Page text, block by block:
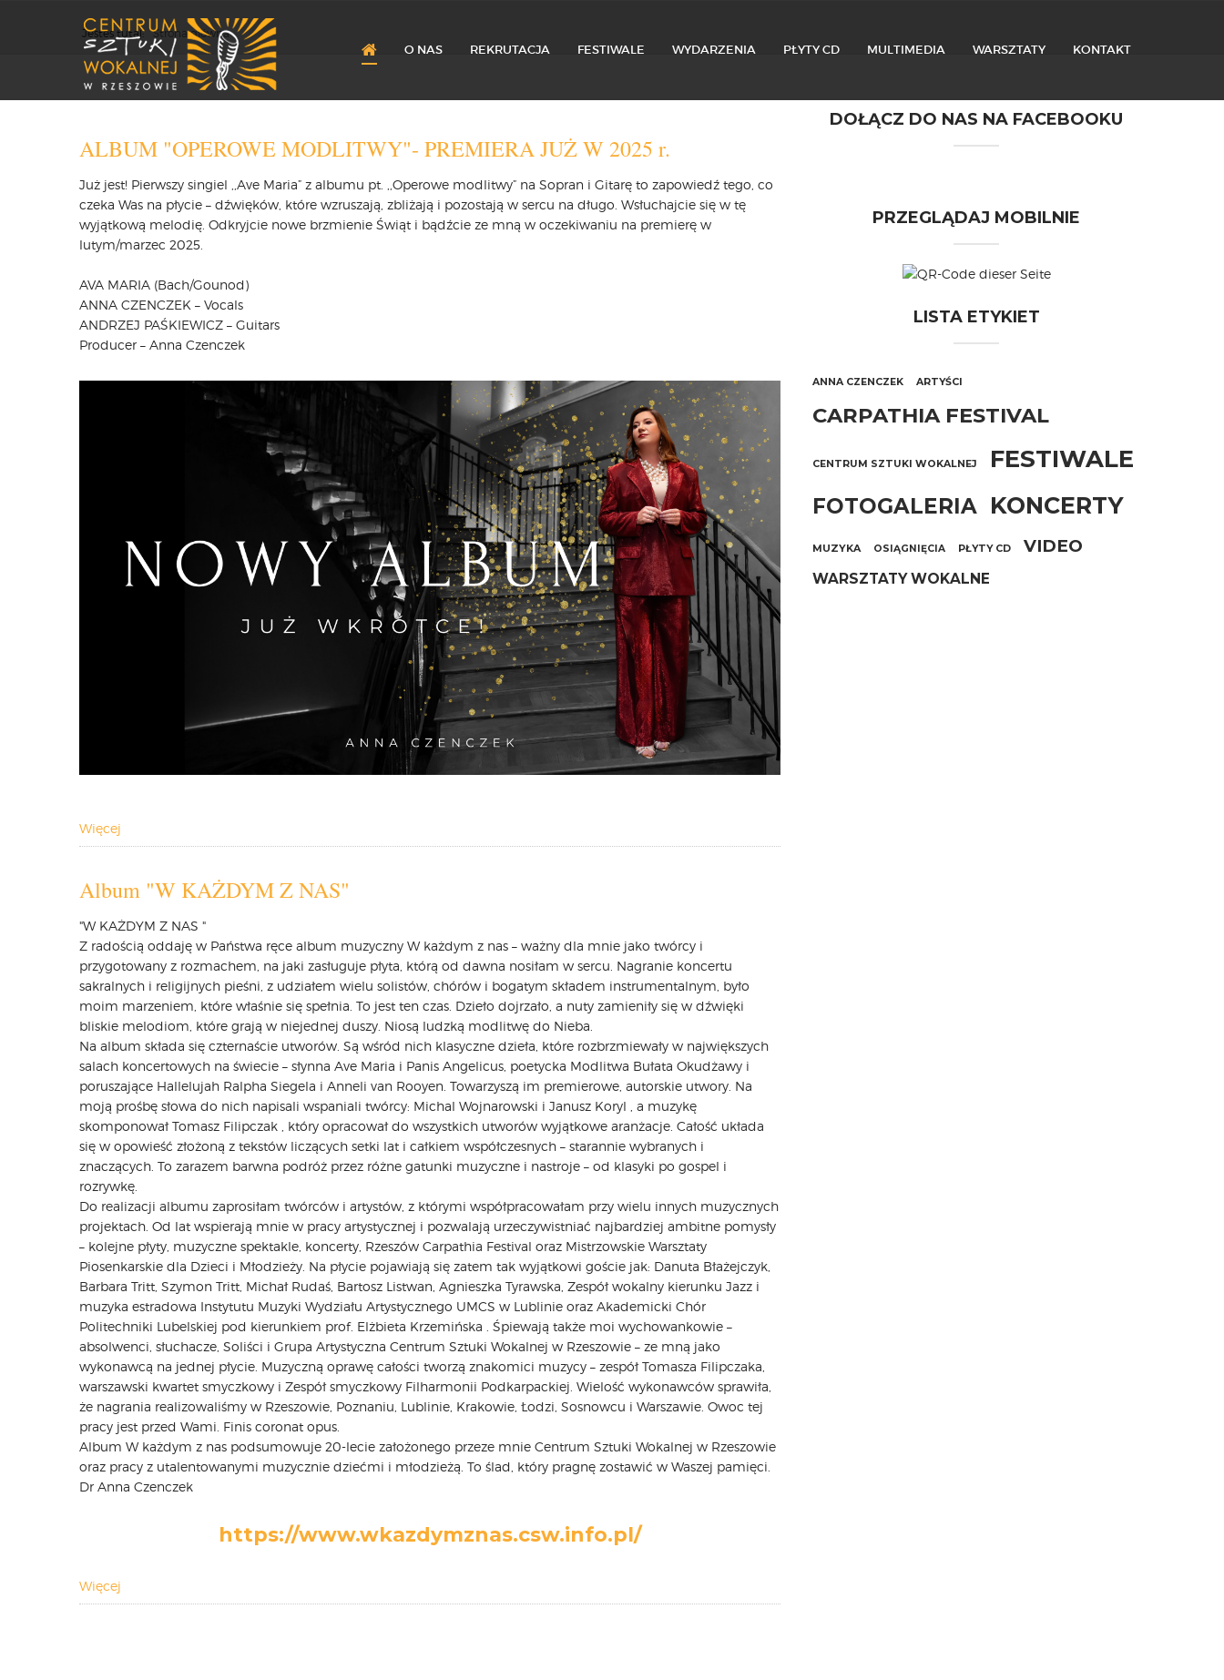
O NAS REKRUTACJA FESTIWALE WYDARZENIA PŁYTY CD MULTIMEDIA WARSZTATY KONTAKT
Jesteś tutaj: Strona główna
ALBUM "OPEROWE MODLITWY"- PREMIERA JUŻ W 2025 r.
Już jest! Pierwszy singiel ,,Ave Maria” z albumu pt. ,,Operowe modlitwy” na Sopran i Gitarę to zapowiedź tego, co
czeka Was na płycie – dźwięków, które wzruszają, zbliżają i pozostają w sercu na długo. Wsłuchajcie się w tę
wyjątkową melodię. Odkryjcie nowe brzmienie Świąt i bądźcie ze mną w oczekiwaniu na premierę w
lutym/marzec 2025.
AVA MARIA (Bach/Gounod)
ANNA CZENCZEK – Vocals
ANDRZEJ PAŚKIEWICZ – Guitars
Producer – Anna Czenczek
Więcej
Album "W KAŻDYM Z NAS"
"W KAŻDYM Z NAS "
Z radością oddaję w Państwa ręce album muzyczny W każdym z nas – ważny dla mnie jako twórcy i
przygotowany z rozmachem, na jaki zasługuje płyta, którą od dawna nosiłam w sercu. Nagranie koncertu
sakralnych i religijnych pieśni, z udziałem wielu solistów, chórów i bogatym składem instrumentalnym, było
moim marzeniem, które właśnie się spełnia. To jest ten czas. Dzieło dojrzało, a nuty zamieniły się w dźwięki
bliskie melodiom, które grają w niejednej duszy. Niosą ludzką modlitwę do Nieba.
Na album składa się czternaście utworów. Są wśród nich klasyczne dzieła, które rozbrzmiewały w największych
salach koncertowych na świecie – słynna Ave Maria i Panis Angelicus, poetycka Modlitwa Bułata Okudżawy i
poruszające Hallelujah Ralpha Siegela i Anneli van Rooyen. Towarzyszą im premierowe, autorskie utwory. Na
moją prośbę słowa do nich napisali wspaniali twórcy: Michal Wojnarowski i Janusz Koryl , a muzykę
skomponował Tomasz Filipczak , który opracował do wszystkich utworów wyjątkowe aranżacje. Całość układa
się w opowieść złożoną z tekstów liczących setki lat i całkiem współczesnych – starannie wybranych i
znaczących. To zarazem barwna podróż przez różne gatunki muzyczne i nastroje – od klasyki po gospel i
rozrywkę.
Do realizacji albumu zaprosiłam twórców i artystów, z którymi współpracowałam przy wielu innych muzycznych
projektach. Od lat wspierają mnie w pracy artystycznej i pozwalają urzeczywistniać najbardziej ambitne pomysły
– kolejne płyty, muzyczne spektakle, koncerty, Rzeszów Carpathia Festival oraz Mistrzowskie Warsztaty
Piosenkarskie dla Dzieci i Młodzieży. Na płycie pojawiają się zatem tak wyjątkowi goście jak: Danuta Błażejczyk,
Barbara Tritt, Szymon Tritt, Michał Rudaś, Bartosz Listwan, Agnieszka Tyrawska, Zespół wokalny kierunku Jazz i
muzyka estradowa Instytutu Muzyki Wydziału Artystycznego UMCS w Lublinie oraz Akademicki Chór
Politechniki Lubelskiej pod kierunkiem prof. Elżbieta Krzemińska . Śpiewają także moi wychowankowie –
absolwenci, słuchacze, Soliści i Grupa Artystyczna Centrum Sztuki Wokalnej w Rzeszowie – ze mną jako
wykonawcą na jednej płycie. Muzyczną oprawę całości tworzą znakomici muzycy – zespół Tomasza Filipczaka,
warszawski kwartet smyczkowy i Zespół smyczkowy Filharmonii Podkarpackiej. Wielość wykonawców sprawiła,
że nagrania realizowaliśmy w Rzeszowie, Poznaniu, Lublinie, Krakowie, Łodzi, Sosnowcu i Warszawie. Owoc tej
pracy jest przed Wami. Finis coronat opus.
Album W każdym z nas podsumowuje 20-lecie założonego przeze mnie Centrum Sztuki Wokalnej w Rzeszowie
oraz pracy z utalentowanymi muzycznie dziećmi i młodzieżą. To ślad, który pragnę zostawić w Waszej pamięci.
Dr Anna Czenczek
https://www.wkazdymznas.csw.info.pl/
Więcej
DOŁĄCZ DO NAS NA FACEBOOKU
PRZEGLĄDAJ MOBILNIE
LISTA ETYKIET
ANNA CZENCZEK ARTYŚCI
CARPATHIA FESTIVAL
CENTRUM SZTUKI WOKALNEJ FESTIWALE
FOTOGALERIA KONCERTY
MUZYKA OSIĄGNIĘCIA PŁYTY CD VIDEO
WARSZTATY WOKALNE